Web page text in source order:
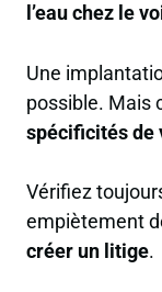
l’eau chez le
Une
possible. Mais
spécificités de
Vérifiez
empiètement
créer un litige.